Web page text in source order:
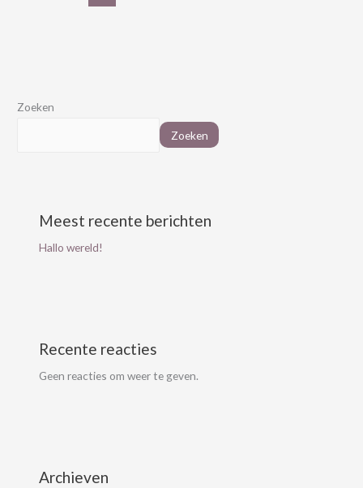
Zoeken
Zoeken
Meest recente berichten
Hallo wereld!
Recente reacties
Geen reacties om weer te geven.
Archieven